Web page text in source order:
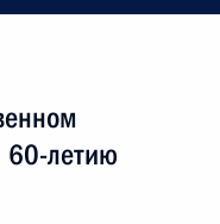
60-летию